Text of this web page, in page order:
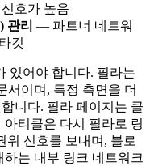
호가 높음
관리 — 파트너 네트워
깃
있어야 합니다. 필라는
서이며, 특정 측면을 더
니다. 필라 페이지는 클
티클은 다시 필라로 링
위 신호를 보내며, 블로
는 내부 링크 네트워크